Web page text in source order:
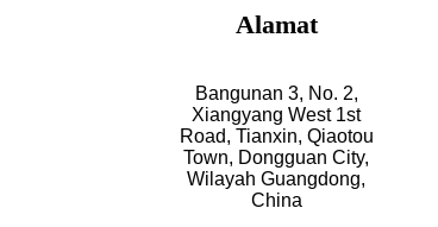
Alamat
Bangunan 3, No. 2,
Xiangyang West 1st
Road, Tianxin, Qiaotou
Town, Dongguan City,
Wilayah Guangdong,
China